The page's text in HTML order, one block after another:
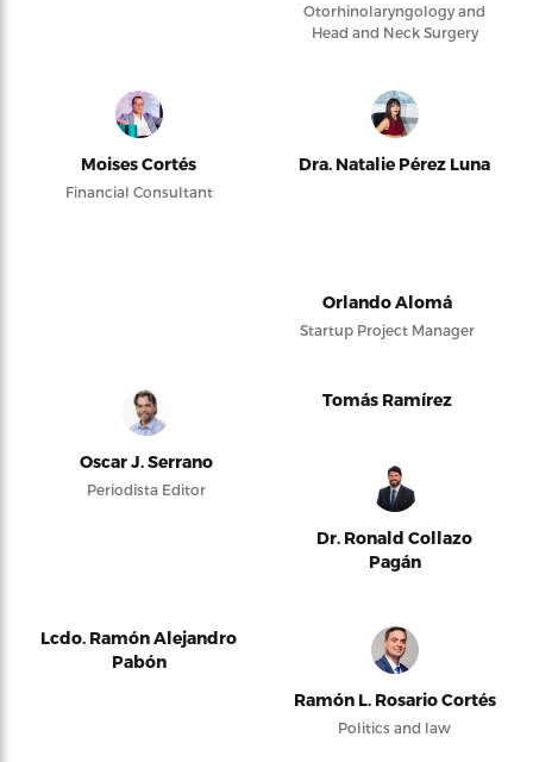
Otorhinolaryngology and
Head and Neck Surgery
Moises Cortés
Financial Consultant
Dra. Natalie Pérez Luna
Orlando Alomá
Startup Project Manager
Oscar J. Serrano
Periodista Editor
Tomás Ramírez
Dr. Ronald Collazo
Pagán
Lcdo. Ramón Alejandro
Pabón
Ramón L. Rosario Cortés
Politics and law